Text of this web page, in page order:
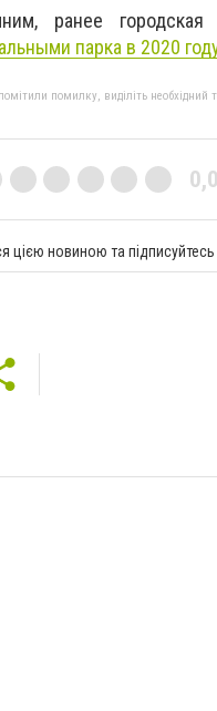
ранее городская
парка в 2020
помилку, виділіть необхідний
0,0
цією новиною та